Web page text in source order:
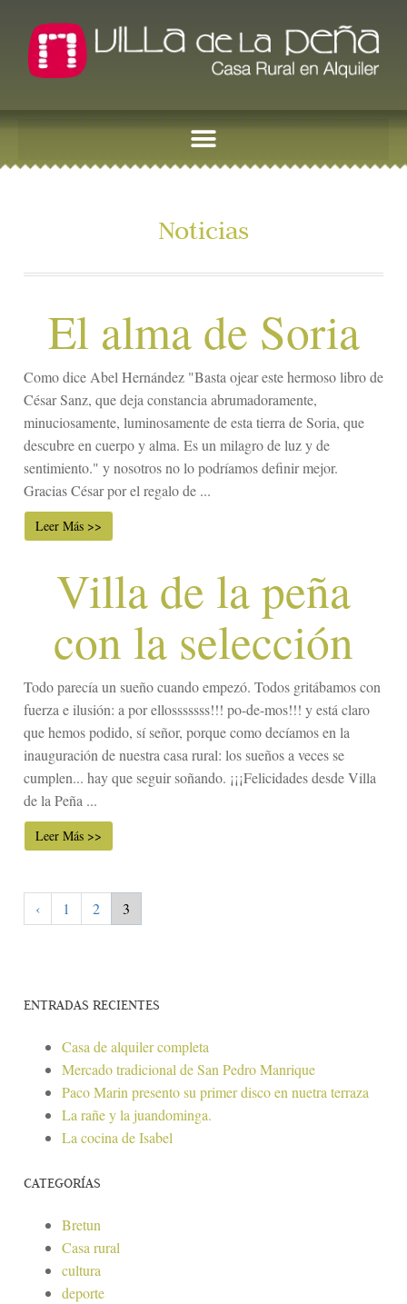
Noticias
El alma de Soria
Como dice Abel Hernández "Basta ojear este hermoso libro de
César Sanz, que deja constancia abrumadoramente,
minuciosamente, luminosamente de esta tierra de Soria, que
descubre en cuerpo y alma. Es un milagro de luz y de
sentimiento." y nosotros no lo podríamos definir mejor.
Gracias César por el regalo de ...
Leer Más >>
Villa de la peña
con la selección
Todo parecía un sueño cuando empezó. Todos gritábamos con
fuerza e ilusión: a por ellosssssss!!! po-de-mos!!! y está claro
que hemos podido, sí señor, porque como decíamos en la
inauguración de nuestra casa rural: los sueños a veces se
cumplen... hay que seguir soñando. ¡¡¡Felicidades desde Villa
de la Peña ...
Leer Más >>
‹ 1 2 3
ENTRADAS RECIENTES
Casa de alquiler completa
Mercado tradicional de San Pedro Manrique
Paco Marin presento su primer disco en nuetra terraza
La rañe y la juandominga.
La cocina de Isabel
CATEGORÍAS
Bretun
Casa rural
cultura
deporte